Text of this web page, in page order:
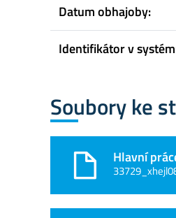
Datum obhajoby:
Identifikátor v
Soubory ke
Hlavní